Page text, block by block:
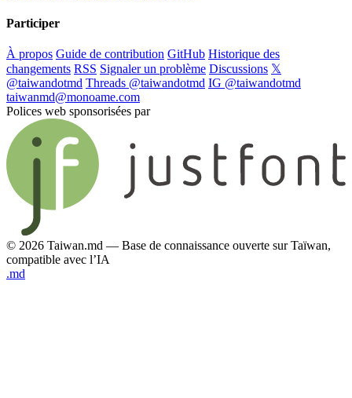
Participer
À propos Guide de contribution GitHub Historique des
changements RSS Signaler un problème Discussions 𝕏
@taiwandotmd Threads @taiwandotmd IG @taiwandotmd
taiwanmd@monoame.com
Polices web sponsorisées par
© 2026 Taiwan.md — Base de connaissance ouverte sur Taïwan,
compatible avec l’IA
.md